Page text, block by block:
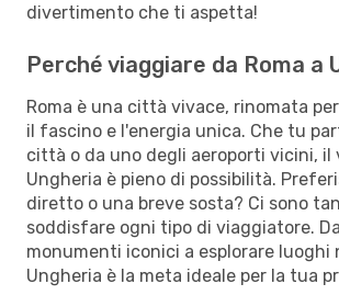
divertimento che ti aspetta!
Perché viaggiare da Roma a
Roma è una città vivace, rinomata
il fascino e l'energia unica. Che tu
città o da uno degli aeroporti vicini, il
Ungheria è pieno di possibilità.
diretto o una breve sosta? Ci sono
soddisfare ogni tipo di viaggiatore.
monumenti iconici a esplorare luoghi
Ungheria è la meta ideale per la tua